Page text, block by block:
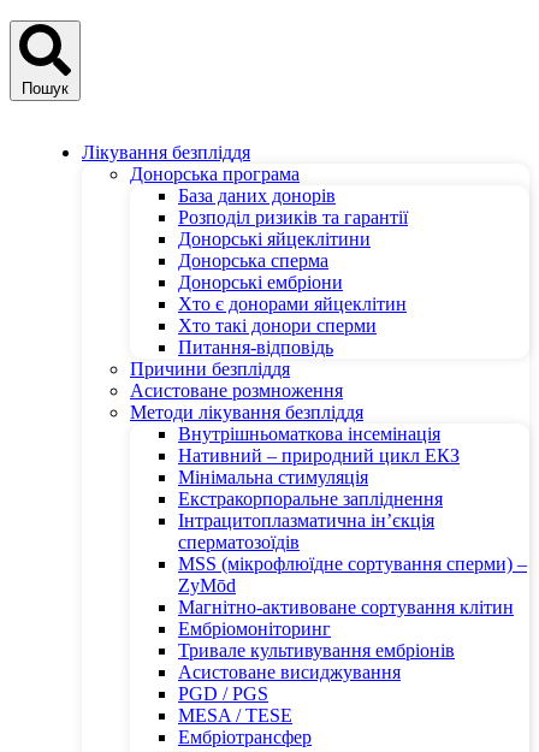
Пошук
Лікування безпліддя
Донорська програма
База даних донорів
Розподіл ризиків та гарантії
Донорські яйцеклітини
Донорська сперма
Донорські ембріони
Хто є донорами яйцеклітин
Хто такі донори сперми
Питання-відповідь
Причини безпліддя
Асистоване розмноження
Методи лікування безпліддя
Внутрішньоматкова інсемінація
Нативний – природний цикл ЕКЗ
Мінімальна стимуляція
Екстракорпоральне запліднення
Інтрацитоплазматична ін’єкція
сперматозоїдів
MSS (мікрофлюїдне сортування сперми) –
ZyMōd
Магнітно-активоване сортування клітин
Ембріомоніторинг
Тривале культивування ембріонів
Асистоване висиджування
PGD / PGS
MESA / TESE
Ембріотрансфер